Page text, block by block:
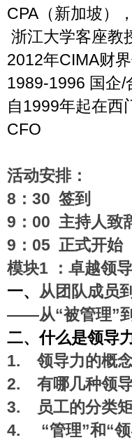
CPA （新加坡）
浙江大学客座教
2012年CIMA财
1989-1996 国企/
自1999年起在西
CFO
活动安排：
8 ：30 签到
9 ：00 主持人致
9 ：05 正式开始
模块1 ：卓越领
一、 从团队成员
——从“被管理”
二、什么是领导
1.领导力的概
2. 有哪几种领
3.
员工的分类
4. “管理”和“